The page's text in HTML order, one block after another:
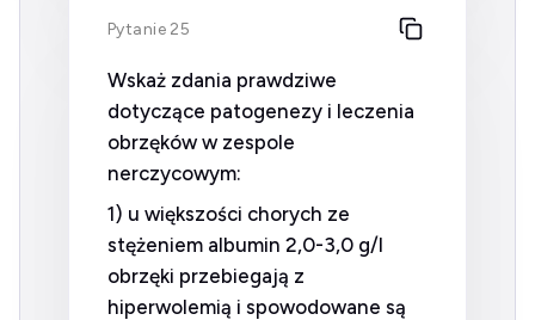
Pytanie 25
Wskaż zdania prawdziwe
dotyczące patogenezy i leczenia
obrzęków w zespole
nerczycowym:
1) u większości chorych ze
stężeniem albumin 2,0-3,0 g/l
obrzęki przebiegają z
hiperwolemią i spowodowane są